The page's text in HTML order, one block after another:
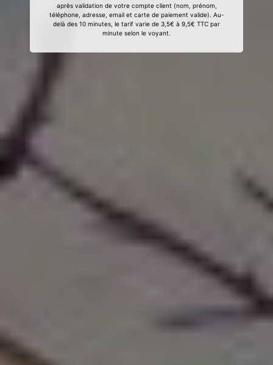
après validation de votre compte client (nom, prénom,
téléphone, adresse, email et carte de paiement valide). Au-
delà des 10 minutes, le tarif varie de 3,5€ à 9,5€ TTC par
minute selon le voyant.